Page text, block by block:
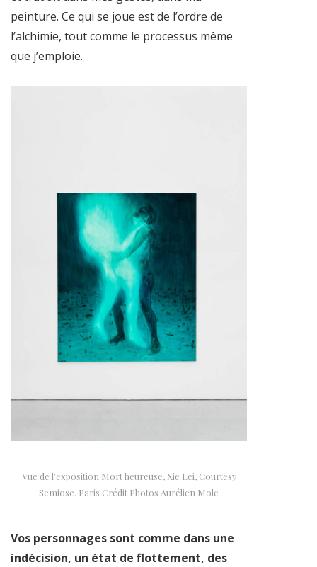
peinture. Ce qui se joue est de l’ordre de
l’alchimie, tout comme le processus même
que j’emploie.
Vue de l’exposition Mort heureuse, Xie Lei, Courtesy
Semiose, Paris Crédit Photos Aurélien Mole
Vos personnages sont comme dans une
indécision, un état de flottement, des